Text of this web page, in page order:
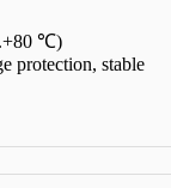
℃)
protection, stable